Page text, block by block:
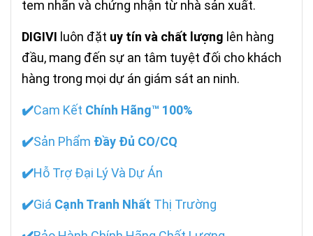
tem nhãn và chứng nhận từ nhà sản xuất.
DIGIVI luôn đặt uy tín và chất lượng lên hàng
đầu, mang đến sự an tâm tuyệt đối cho khách
hàng trong mọi dự án giám sát an ninh.
✔️Cam Kết Chính Hãng™ 100%
✔️Sản Phẩm Đầy Đủ CO/CQ
✔️Hỗ Trợ Đại Lý Và Dự Án
✔️Giá Cạnh Tranh Nhất Thị Trường